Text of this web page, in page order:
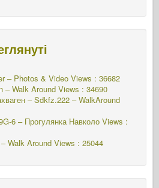
– Photos & Video Views : 36682
– Walk Around Views : 34690
– Sdkfz.222 – WalkAround
6 – Прогулянка Навколо Views :
Walk Around Views : 25044